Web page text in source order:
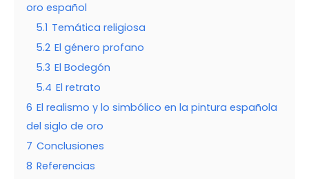
oro español
5.1 Temática religiosa
5.2 El género profano
5.3 El Bodegón
5.4 El retrato
6 El realismo y lo simbólico en la pintura española
del siglo de oro
7 Conclusiones
8 Referencias